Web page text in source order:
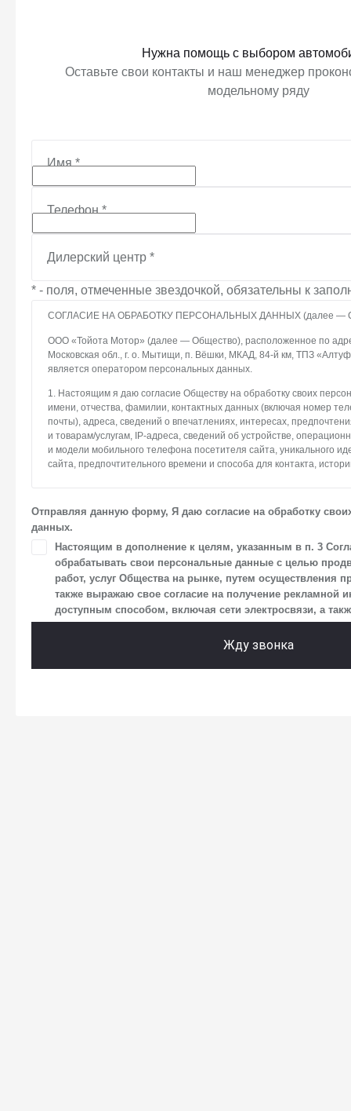
Нужна помощь с выбором
Оставьте свои контакты и наш менеджер
модельному ряду
Имя*
Телефон*
Дилерский центр *
* - поля, отмеченные звездочкой, обязательны к
СОГЛАСИЕ НА ОБРАБОТКУ ПЕРСОНАЛЬНЫХ ДАННЫХ (далее —
ООО «Тойота Мотор» (далее — Общество), расположенное по
Московская обл., г. о. Мытищи, п. Вёшки, МКАД, 84-й км, ТПЗ
является оператором персональных данных.
1. Настоящим я даю согласие Обществу на обработку своих
имени, отчества, фамилии, контактных данных (включая номер
почты), адреса, сведений о впечатлениях, интересах,
и товарам/услугам, IP-адреса, сведений об устройстве,
и модели мобильного телефона посетителя сайта, уникального
сайта, предпочтительного времени и способа для контакта,
использование, передача (предоставление, доступ),
персональных данных. Общество обрабатывает персональные
средств автоматизации.
3. Целью обработки персональных данных является
Общества с посетителями и пользователями сайта.
4. Я даю согласие на передачу моих персональных данных
размещен на сайте в разделе «Юридическая информация».
5. Данное Согласие действует до момента достижения цели
Отправляя данную форму, Я даю согласие на обработку
данных.
Настоящим в дополнение к целям, указанным в п. 3
обрабатывать свои персональные данные с целью
работ, услуг Общества на рынке, путем осуществления
также выражаю свое согласие на получение
доступным способом, включая сети электросвязи, а
Жду звонка